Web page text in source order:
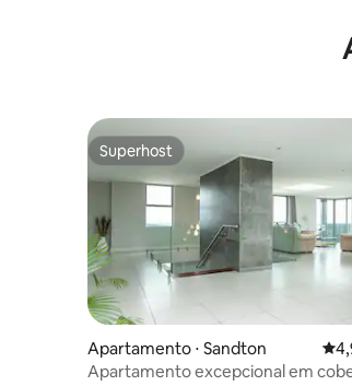
Superhost
Superhost
Apartamento ⋅ Sandton 4,9
Apartamento excepcional em